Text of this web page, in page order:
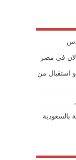
في مصر
استقبال من